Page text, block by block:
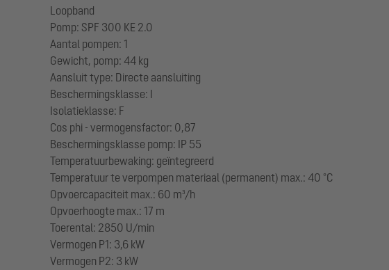
Loopband
Pomp: SPF 300 KE 2.0
Aantal pompen: 1
Gewicht, pomp: 44 kg
Aansluit type: Directe aansluiting
Beschermingsklasse: I
Isolatieklasse: F
Cos phi - vermogensfactor: 0,87
Beschermingsklasse pomp: IP 55
Temperatuurbewaking: geïntegreerd
Temperatuur te verpompen materiaal (permanent) max.: 40 °C
Opvoercapaciteit max.: 60 m³/h
Opvoerhoogte max.: 17 m
Toerental: 2850 U/min
Vermogen P1: 3,6 kW
Vermogen P2: 3 kW